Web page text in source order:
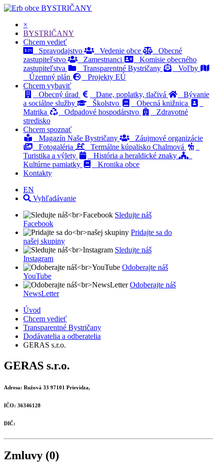
BYSTRIČANY
×
BYSTRIČANY
Chcem vedieť
Spravodajstvo
Vedenie obce
Obecné
zastupiteľstvo
Zamestnanci
Komisie obecného
zastupiteľstva
Transparentné Bystričany
Voľby
Územný plán
Projekty EÚ
Chcem vybaviť
Obecný úrad
Dane, poplatky, tlačivá
Bývanie
a sociálne služby
Školstvo
Obecná knižnica
Matrika
Odpadové hospodárstvo
Zdravotné
stredisko
Chcem spoznať
Magazín Naše Bystričany
Záujmové organizácie
Fotogaléria
Termálne kúpalisko Chalmová
Turistika a výlety
História a heraldické znaky
Kultúrne pamiatky
Kronika obce
Kontakty
EN
Vyhľadávanie
Sledujte náš
Facebook
Pridajte sa do
našej skupiny
Sledujte náš
Instagram
Odoberajte náš
YouTube
Odoberajte náš
NewsLetter
Úvod
Chcem vedieť
Transparentné Bystričany
Dodávatelia a odberatelia
GERAS s.r.o.
GERAS s.r.o.
Adresa: Ružová 33 97101 Prievidza,
IČO: 36346128
DIČ:
Zmluvy (0)